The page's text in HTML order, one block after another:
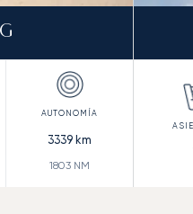
3339 km
1803 NM